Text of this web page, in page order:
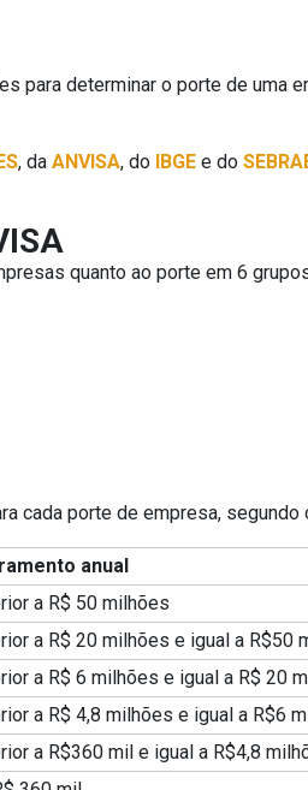
determinar o porte de uma
, da ANVISA, do IBGE e do
quanto ao porte em 6
cada porte de empresa, segundo
anual
a R$ 50 milhões
a R$ 20 milhões e igual a R$50
a R$ 6 milhões e igual a R$ 20
a R$ 4,8 milhões e igual a R$6
a R$360 mil e igual a R$4,8